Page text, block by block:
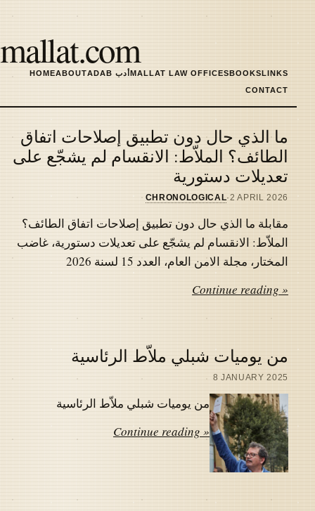
main
content
mallat.com
HOMEABOUT ADAB أدبMALLAT LAW OFFICESBOOKSLINKS
CONTACT
Latest
articles
ما الذي حال دون تطبيق إصلاحات اتفاق
الطائف؟ الملاّط: الانقسام لم يشجّع على
تعديلات دستورية
2 APRIL 2026
·
CHRONOLOGICAL
مقابلة ما الذي حال دون تطبيق إصلاحات اتفاق الطائف؟
الملاّط: الانقسام لم يشجّع على تعديلات دستورية، غاضب
المختار، مجلة الامن العام، العدد 15 لسنة 2026
Continue reading »
من يوميات شبلي ملاّط الرئاسية
8 JANUARY 2025
من يوميات شبلي ملاّط الرئاسية
Continue reading »